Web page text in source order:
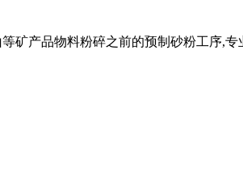
矿产品物料粉碎之前的预制砂粉工序,